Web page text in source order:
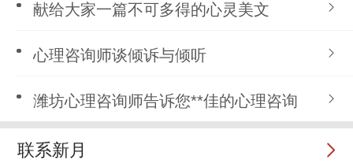
献给大家一篇不可多得的心灵美文
心理咨询师谈倾诉与倾听
潍坊心理咨询师告诉您**佳的心理咨询
联系新月